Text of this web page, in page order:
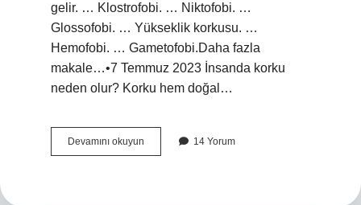
gelir. … Klostrofobi. … Niktofobi. …
Glossofobi. … Yükseklik korkusu. …
Hemofobi. … Gametofobi.Daha fazla
makale…•7 Temmuz 2023 İnsanda korku
neden olur? Korku hem doğal…
Devamını okuyun Insanların
En
14 Yorum